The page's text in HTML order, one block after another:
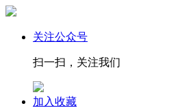
关注公众号
扫一扫，关注我们
加入收藏